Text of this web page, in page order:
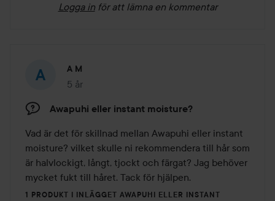
Logga in för att lämna en kommentar
A M
5 år
Inlägget skapades 5 år
Awapuhi eller instant moisture?
Vad är det för skillnad mellan Awapuhi eller instant
moisture? vilket skulle ni rekommendera till hår som
är halvlockigt, långt, tjockt och färgat? Jag behöver
mycket fukt till håret. Tack för hjälpen.
1 PRODUKT I INLÄGGET AWAPUHI ELLER INSTANT